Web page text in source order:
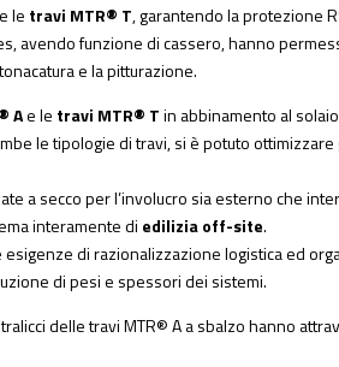
le travi MTR® T, garantendo la protezione
avendo funzione di cassero, hanno
e la pitturazione.
Ae le travi MTR® Tin abbinamento al
le tipologie di travi, si è potuto
a secco per l’involucro sia esterno che
interamente di edilizia off-site.
di razionalizzazione logistica ed
di pesi e spessori dei sistemi.
delle travi MTR® A a sbalzo hanno